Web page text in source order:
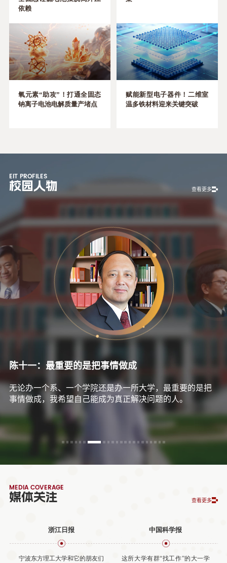
依赖
氧元素“助攻”！打通全固态
钠离子电池电解质量产堵点
赋能新型电子器件！二维室
温多铁材料迎来关键突破
EIT PROFILES
校园人物 查看更多
张东晓：期待学校与宁波双向成就
学校与城市相互赋能。学校提供人才与科研成果转化支
持，城市为学校发展提供支撑，实现双向成就。
MEDIA COVERAGE
媒体关注 查看更多
浙江日报
宁波东方理工大学和它的朋友们
中国科学报
这所大学有群“找工作”的大一学